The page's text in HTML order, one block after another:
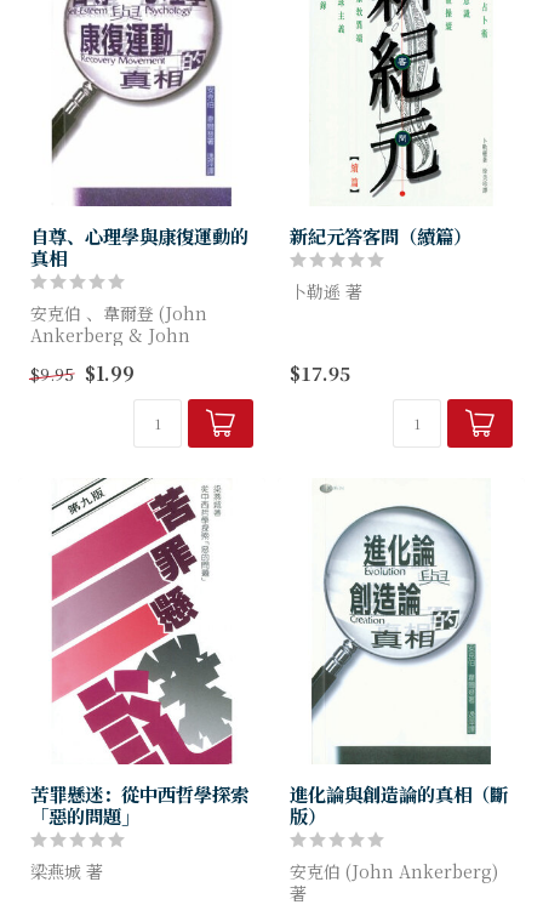
自尊、心理學與康復運動的
真相
安克伯 、韋爾登 (John
Ankerberg & John
基督徒應該接納心理治療課程
及書籍嗎？今天很多基督徒尋
求從壓力、創傷和壞...
$9.95 $1.99
新紀元答客問（續篇）
卜勒遜 著
元意識、宗教異端、全球主義
等。作者也列舉了新紀元運動
的人物、機構及媒體等。
$17.95
苦罪懸迷：從中西哲學探索
「惡的問題」
梁燕城 著
進化論與創造論的真相（斷
版）
安克伯 (John Ankerberg)
著